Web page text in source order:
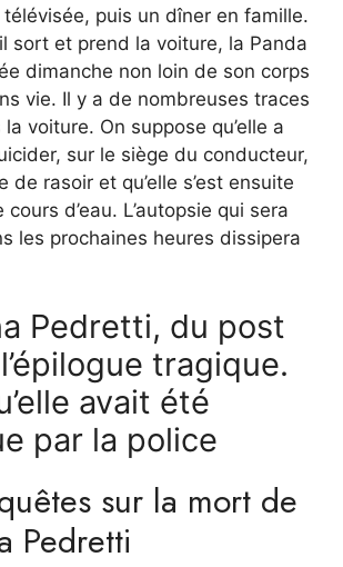
puis un dîner en famille.
sort et prend la voiture, la Panda
dimanche non loin de son corps
vie. Il y a de nombreuses traces
voiture. On suppose qu’elle a
sur le siège du conducteur,
de rasoir et qu’elle s’est ensuite
d’eau. L’autopsie qui sera
les prochaines heures dissipera
Pedretti, du post
tragique.
avait été
par la police
sur la mort de
Pedretti